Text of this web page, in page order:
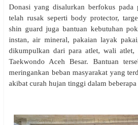
Donasi yang disalurkan berfokus pada
telah rusak seperti body protector,
shin guard juga bantuan kebutuhan
instan, air mineral, pakaian layak
dikumpulkan dari para atlet, wali atlet,
Taekwondo Aceh Besar. Bantuan
meringankan beban masyarakat yang
akibat curah hujan tinggi dalam